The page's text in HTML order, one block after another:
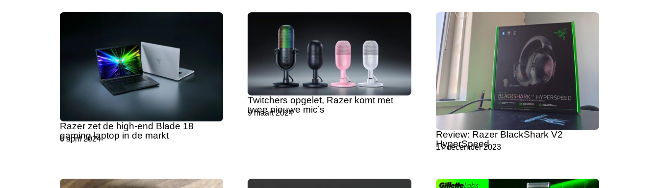
Razer zet de high-end Blade 18
gaming laptop in de markt
6 april 2024
Twitchers opgelet, Razer komt met
twee nieuwe mic’s
9 maart 2024
Review: Razer BlackShark V2
HyperSpeed
17 december 2023